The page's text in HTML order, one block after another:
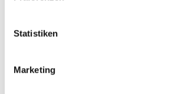
Statistiken
Marketing